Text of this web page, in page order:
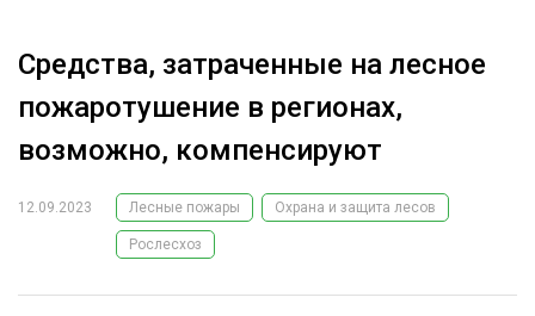
РЕКЛАМОДАТЕЛЯМ
ЛЕСНОЕ ХОЗЯЙСТВО
ЛЕСОЗАГОТОВКА
ОБРАБОТКА ДРЕВЕСИНЫ
ЭКСПЕРТНОЕ МНЕНИЕ
Средства, затраченные на лесное
пожаротушение в регионах,
возможно, компенсируют
12.09.2023 Лесные пожары Охрана и защита лесов
Рослесхоз